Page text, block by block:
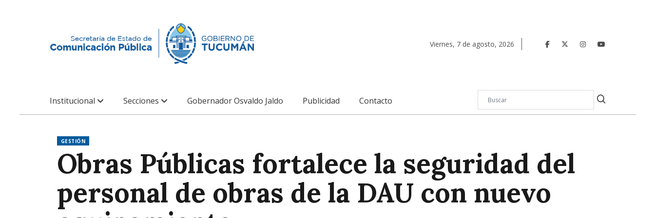
Viernes, 7 de agosto, 2026
Institucional Secciones Gobernador Osvaldo Jaldo Publicidad Contacto
GESTIÓN
Obras Públicas fortalece la seguridad del
personal de obras de la DAU con nuevo